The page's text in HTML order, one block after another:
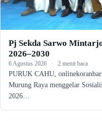
Pj Sekda Sarwo
2026–2030
6 Agustus 2026 · 2 menit baca
PURUK CAHU,
Murung Raya menggelar
2026…